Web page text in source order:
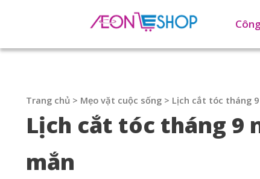
Trang chủ > Mẹo vặt cuộc sống > Lịch cắt tóc tháng
Lịch cắt tóc tháng 9
mắn